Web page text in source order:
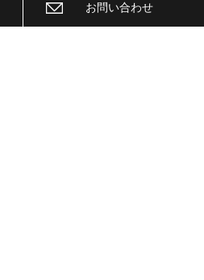
お問い合わせ